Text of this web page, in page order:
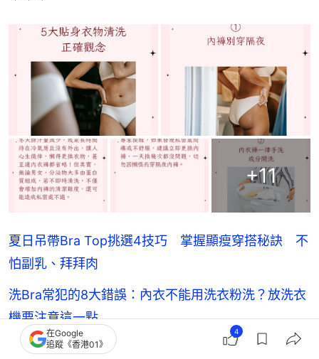
+11
夏日吊帶Bra Top挑選4技巧 掌握顯瘦穿搭秘訣 不
怕副乳、拜拜肉
洗Bra常犯的8大錯誤：內衣不能用洗衣粉洗？放洗衣
機要注意這一點
洗衫錯誤｜熱水洗內褲更乾淨？醫生警告恐致感染
在Google
追蹤《香港01》
4